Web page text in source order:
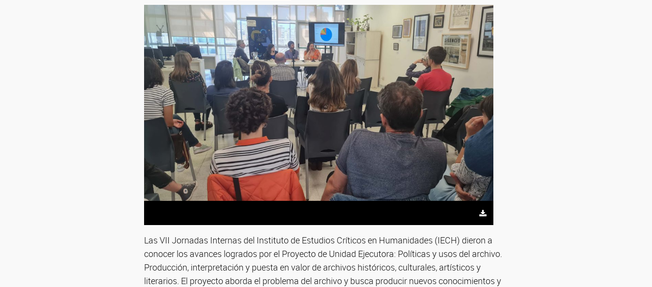
Las VII Jornadas Internas del Instituto de Estudios Críticos en Humanidades (IECH) dieron a
conocer los avances logrados por el Proyecto de Unidad Ejecutora: Políticas y usos del archivo.
Producción, interpretación y puesta en valor de archivos históricos, culturales, artísticos y
literarios. El proyecto aborda el problema del archivo y busca producir nuevos conocimientos y